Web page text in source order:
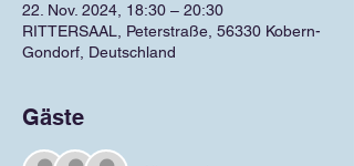
22. Nov. 2024, 18:30 – 20:30
RITTERSAAL, Peterstraße, 56330 Kobern-
Gondorf, Deutschland
Gäste